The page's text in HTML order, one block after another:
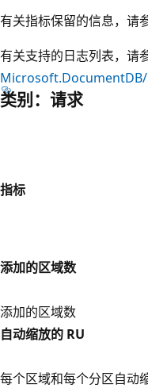
有关指标保留的信息，请
有关支持的日志列表，请
类别：请求
指标
添加的区域数
添加的区域数
自动缩放的 RU
每个区域和每个分区自动